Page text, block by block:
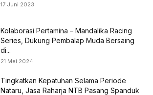
17 Juni 2023
Kolaborasi Pertamina – Mandalika Racing
Series, Dukung Pembalap Muda Bersaing
di...
21 Mei 2024
Tingkatkan Kepatuhan Selama Periode
Nataru, Jasa Raharja NTB Pasang Spanduk